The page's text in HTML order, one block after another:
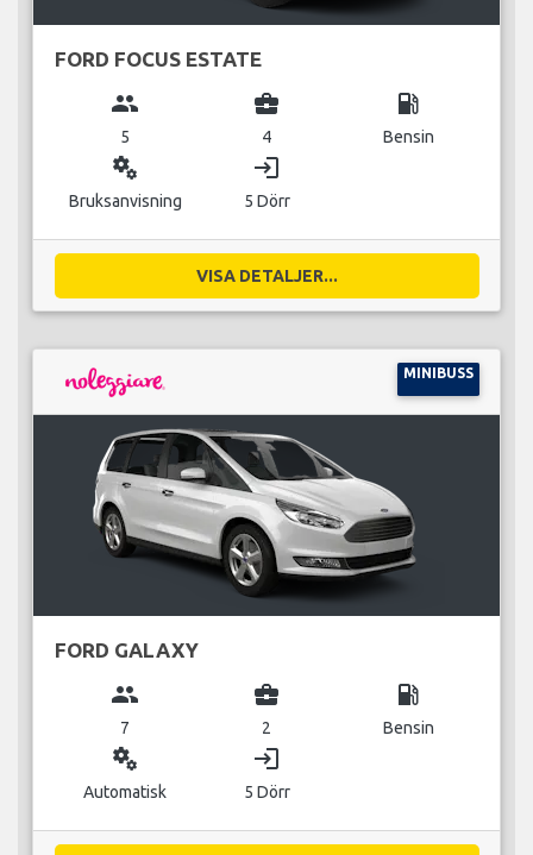
FORD FOCUS ESTATE
group
5
business_center
4
local_gas_station
Bensin
miscellaneous_services
Bruksanvisning
login
5 Dörr
VISA DETALJER...
MINIBUSS
FORD GALAXY
group
7
business_center
2
local_gas_station
Bensin
miscellaneous_services
Automatisk
login
5 Dörr